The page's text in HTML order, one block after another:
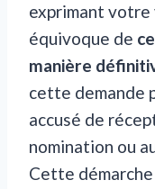
exprimant
équivoque de
manière
cette demande
accusé de
nomination ou
Cette